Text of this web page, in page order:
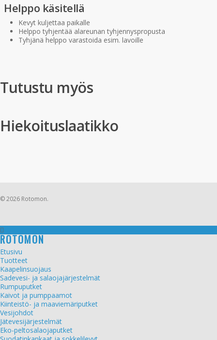
Helppo käsitellä
Kevyt kuljettaa paikalle
Helppo tyhjentää alareunan tyhjennyspropusta
Tyhjänä helppo varastoida esim. lavoille
Tutustu myös
Hiekoituslaatikko
© 2026 Rotomon.
ROTOMON
Etusivu
Tuotteet
Kaapelinsuojaus
Sadevesi- ja salaojajärjestelmät
Rumpuputket
Kaivot ja pumppaamot
Kiinteistö- ja maaviemäriputket
Vesijohdot
Jätevesijärjestelmät
Eko-peltosalaojaputket